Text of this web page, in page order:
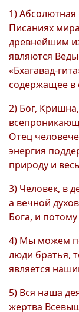
1) Абсолютная
Писаниях
древнейшим
являются
«Бхагавад-
содержащее в
2) Бог,
Отец
энергия
природу и
3) Человек, в
а вечной
Бога, и
4) Мы можем
люди братья,
является
5) Вся наша
жертва